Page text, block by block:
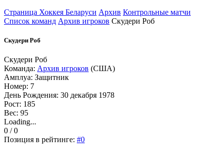
Страница Хоккея Беларуси Архив Контрольные матчи
Список команд Архив игроков Скудери Роб
Скудери Роб
Скудери Роб
Команда: Архив игроков (США)
Амплуа: Защитник
Номер: 7
День Рождения: 30 декабря 1978
Рост: 185
Вес: 95
Loading...
0 / 0
Позиция в рейтинге: #0